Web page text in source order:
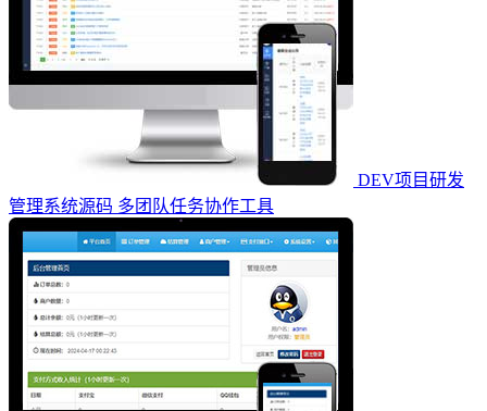
DEV项目研发
管理系统源码 多团队任务协作工具